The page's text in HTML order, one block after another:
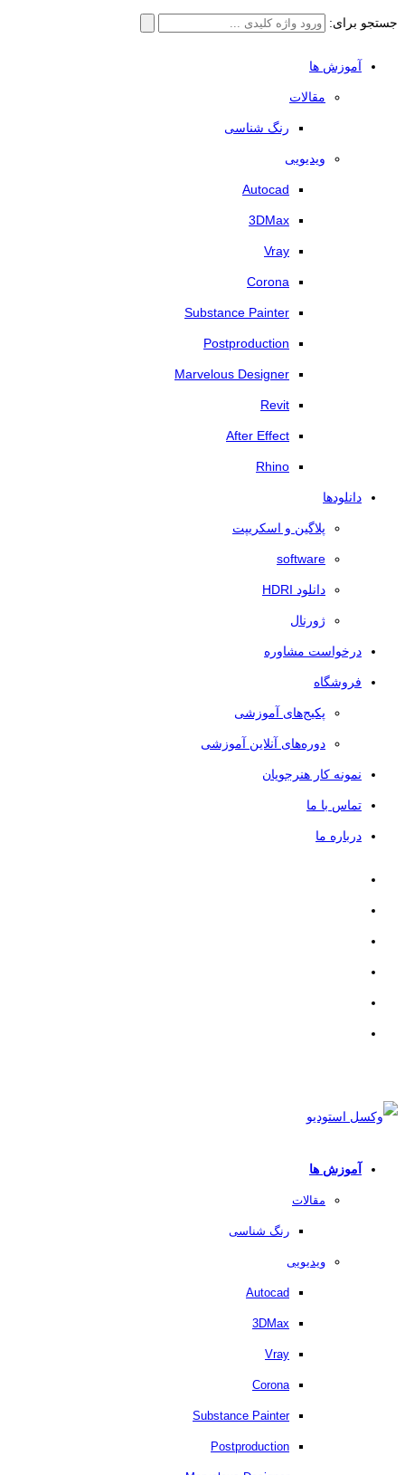
جستجو برای:
آموزش ها
مقالات
رنگ شناسی
ویدیویی
Autocad
3DMax
Vray
Corona
Substance Painter
Postproduction
Marvelous Designer
Revit
After Effect
Rhino
دانلودها
پلاگین و اسکریپت
software
دانلود HDRI
ژورنال
درخواست مشاوره
فروشگاه
پکیج‌های آموزشی
دوره‌های آنلاین آموزشی
نمونه کار هنرجویان
تماس با ما
درباره ما
آموزش ها
مقالات
رنگ شناسی
ویدیویی
Autocad
3DMax
Vray
Corona
Substance Painter
Postproduction